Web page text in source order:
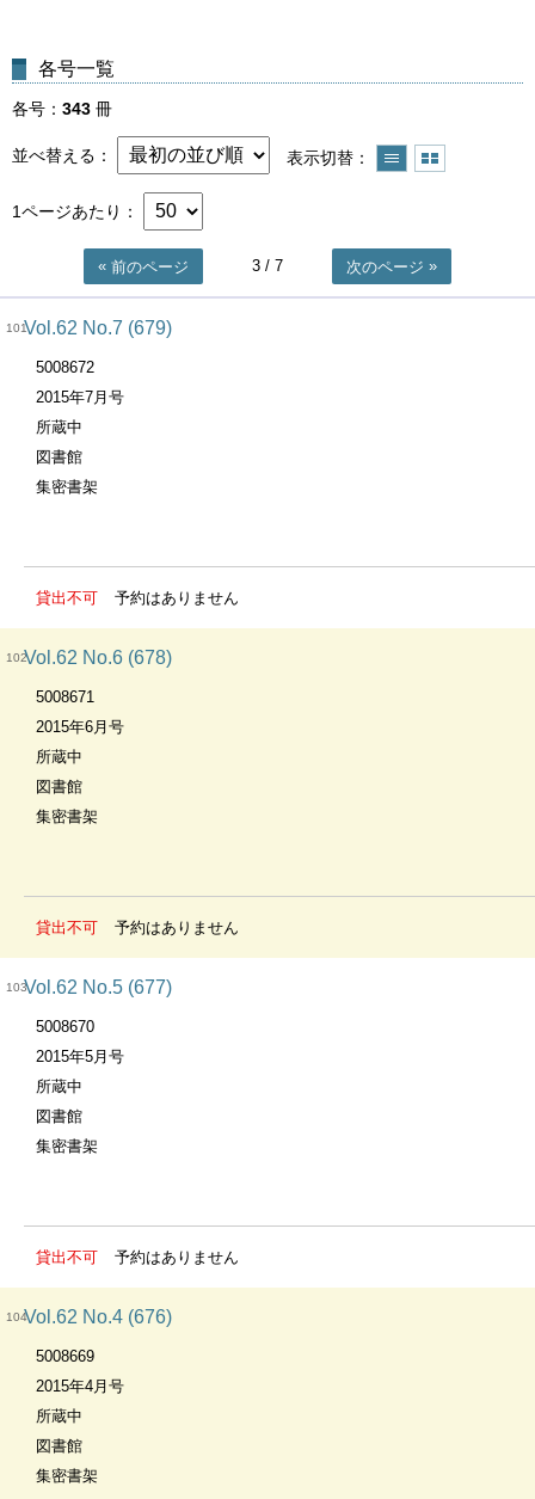
各号一覧
各号 343 冊
並べ替える 表示切替
1ページあたり
前のページ 3 / 7 次のページ
101Vol.62 No.7 (679)
5008672
2015年7月号
所蔵中
図書館
集密書架
貸出不可 予約はありません
102Vol.62 No.6 (678)
5008671
2015年6月号
所蔵中
図書館
集密書架
貸出不可 予約はありません
103Vol.62 No.5 (677)
5008670
2015年5月号
所蔵中
図書館
集密書架
貸出不可 予約はありません
104Vol.62 No.4 (676)
5008669
2015年4月号
所蔵中
図書館
集密書架